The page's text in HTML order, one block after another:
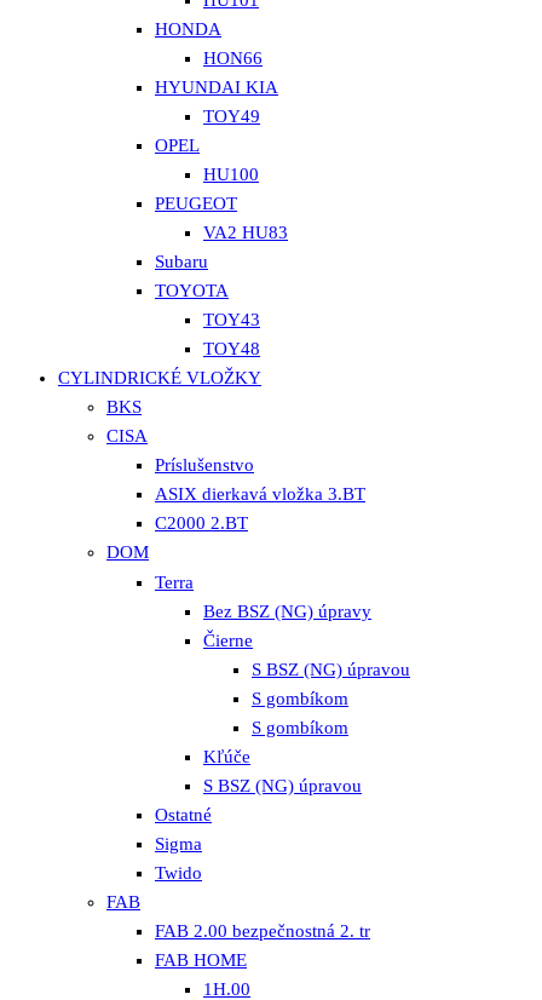
HONDA
HON66
HYUNDAI KIA
TOY49
OPEL
HU100
PEUGEOT
VA2 HU83
Subaru
TOYOTA
TOY43
TOY48
CYLINDRICKÉ VLOŽKY
BKS
CISA
Príslušenstvo
ASIX dierkavá vložka 3.BT
C2000 2.BT
DOM
Terra
Bez BSZ (NG) úpravy
Čierne
S BSZ (NG) úpravou
S gombíkom
S gombíkom
Kľúče
S BSZ (NG) úpravou
Ostatné
Sigma
Twido
FAB
FAB 2.00 bezpečnostná 2. tr
FAB HOME
1H.00